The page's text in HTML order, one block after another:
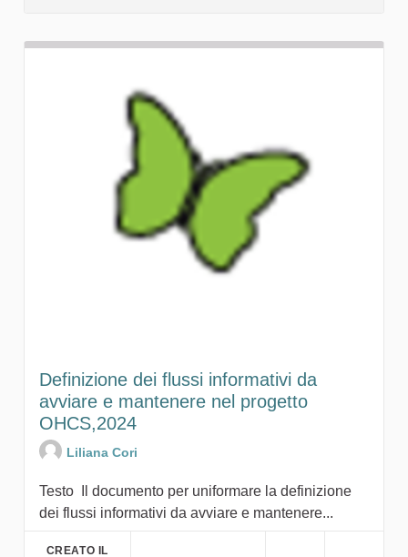
Definizione dei flussi informativi da
avviare e mantenere nel progetto
OHCS,2024
Liliana Cori
Testo Il documento per uniformare la definizione
dei flussi informativi da avviare e mantenere...
CREATO IL